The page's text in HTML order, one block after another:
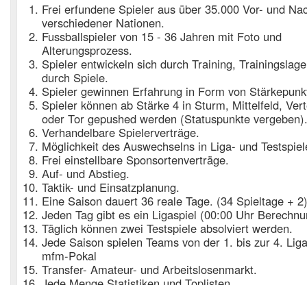
Frei erfundene Spieler aus über 35.000 Vor- und
verschiedener Nationen.
Fussballspieler von 15 - 36 Jahren mit Foto und
Alterungsprozess.
Spieler entwickeln sich durch Training,
durch Spiele.
Spieler gewinnen Erfahrung in Form von
Spieler können ab Stärke 4 in Sturm, Mittelfeld,
oder Tor gepushed werden (Statuspunkte vergeben).
Verhandelbare Spielerverträge.
Möglichkeit des Auswechselns in Liga- und
Frei einstellbare Sponsortenverträge.
Auf- und Abstieg.
Taktik- und Einsatzplanung.
Eine Saison dauert 36 reale Tage. (34 Spieltage +
Jeden Tag gibt es ein Ligaspiel (00:00 Uhr
Täglich können zwei Testspiele absolviert werden.
Jede Saison spielen Teams von der 1. bis zur 4.
mfm-Pokal
Transfer- Amateur- und Arbeitslosenmarkt.